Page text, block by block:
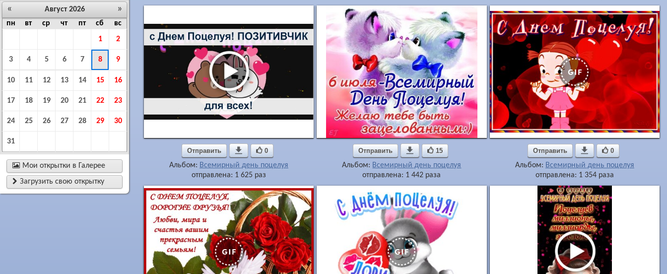
« »
Август 2026
пн
вт ср чт пт сб
вс
1
2
3 4 5 6 7 8 9
10 11 12 13 14 15 16
17 18 19 20 21 22 23
24 25 26 27 28 29 30
31
 Мои открытки в Галерее
 Загрузить свою открытку
Отправить  0
Альбом: Всемирный день поцелуя
отправлена: 1 625 раз
Отправить  15
Альбом: Всемирный день поцелуя
отправлена: 1 442 раза
Отправить  0
Альбом: Всемирный день поцелуя
отправлена: 1 354 раза